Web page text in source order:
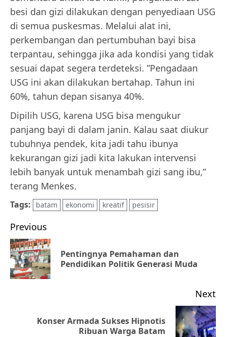
besi dan gizi dilakukan dengan penyediaan USG
di semua puskesmas. Melalui alat ini,
perkembangan dan pertumbuhan bayi bisa
terpantau, sehingga jika ada kondisi yang tidak
sesuai dapat segera terdeteksi. ”Pengadaan
USG ini akan dilakukan bertahap. Tahun ini
60%, tahun depan sisanya 40%.
Dipilih USG, karena USG bisa mengukur
panjang bayi di dalam janin. Kalau saat diukur
tubuhnya pendek, kita jadi tahu ibunya
kekurangan gizi jadi kita lakukan intervensi
lebih banyak untuk menambah gizi sang ibu,”
terang Menkes.
Tags: batam ekonomi kreatif pesisir
Post
navigation
Previous
Pentingnya Pemahaman dan
Pendidikan Politik Generasi Muda
Next
Konser Armada Sukses Hipnotis
Ribuan Warga Batam